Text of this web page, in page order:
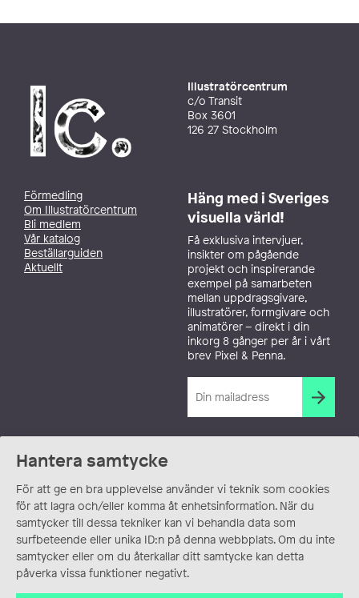
Hantera samtycke
För att ge en bra upplevelse använder vi teknik som cookies
för att lagra och/eller komma åt enhetsinformation. När du
samtycker till dessa tekniker kan vi behandla data som
surfbeteende eller unika ID:n på denna webbplats. Om du inte
samtycker eller om du återkallar ditt samtycke kan detta
påverka vissa funktioner negativt.
Illustratörcentrum
c/o Transit
Box 3601
126 27 Stockholm
Förmedling
Om Illustratörcentrum
Bli medlem
Vår katalog
Beställarguiden
Aktuellt
Häng med i Sveriges
visuella värld!
Få exklusiva intervjuer,
insikter om pågående
projekt och inspirerande
exempel på samarbeten
mellan uppdragsgivare,
illustratörer, formgivare och
animatörer – direkt i din
inkorg 8 gånger per år i vårt
brev Pixel & Penna.